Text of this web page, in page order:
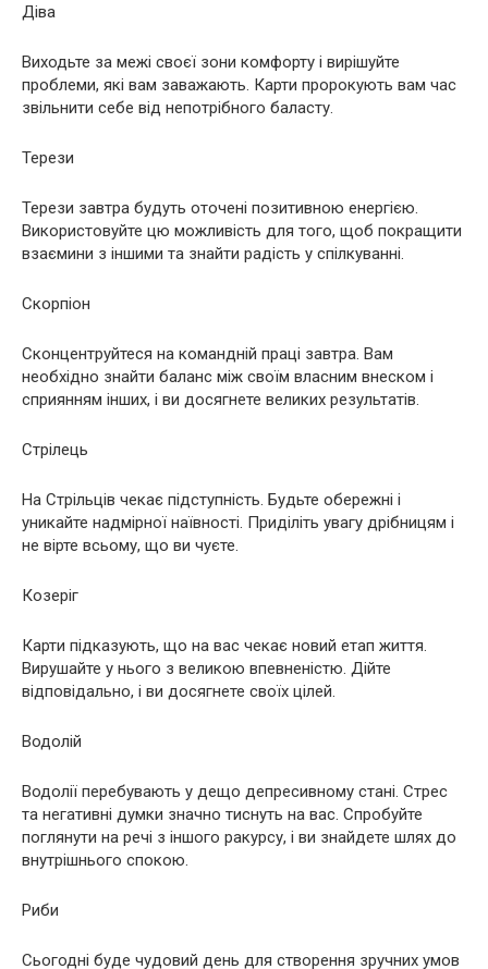
Діва
Виходьте за межі своєї зони комфорту і вирішуйте
проблеми, які вам заважають. Карти пророкують вам час
звільнити себе від непотрібного баласту.
Терези
Терези завтра будуть оточені позитивною енергією.
Використовуйте цю можливість для того, щоб покращити
взаємини з іншими та знайти радість у спілкуванні.
Скорпіон
Сконцентруйтеся на командній праці завтра. Вам
необхідно знайти баланс між своїм власним внеском і
сприянням інших, і ви досягнете великих результатів.
Стрілець
На Стрільців чекає підступність. Будьте обережні і
уникайте надмірної наївності. Приділіть увагу дрібницям і
не вірте всьому, що ви чуєте.
Козеріг
Карти підказують, що на вас чекає новий етап життя.
Вирушайте у нього з великою впевненістю. Дійте
відповідально, і ви досягнете своїх цілей.
Водолій
Водолії перебувають у дещо депресивному стані. Стрес
та негативні думки значно тиснуть на вас. Спробуйте
поглянути на речі з іншого ракурсу, і ви знайдете шлях до
внутрішнього спокою.
Риби
Сьогодні буде чудовий день для створення зручних умов